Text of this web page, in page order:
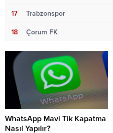
17 Trabzonspor
18 Çorum FK
WhatsApp Mavi Tik Kapatma
Nasıl Yapılır?